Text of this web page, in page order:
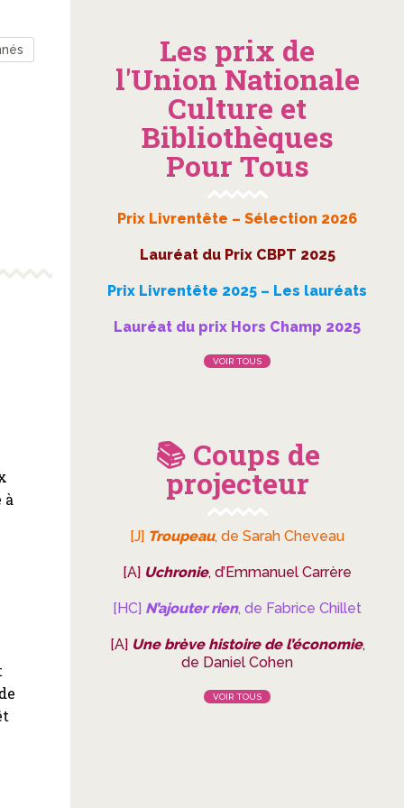
à
Les prix de
l'Union Nationale
Culture et
Bibliothèques
Pour Tous
Prix Livrentête – Sélection 2026
Lauréat du Prix CBPT 2025
Prix Livrentête 2025 – Les lauréats
Lauréat du prix Hors Champ 2025
VOIR TOUS
📚 Coups de
projecteur
[J] Troupeau, de Sarah Cheveau
[A] Uchronie, d’Emmanuel Carrère
[HC] N’ajouter rien, de Fabrice Chillet
[A] Une brève histoire de l’économie,
de Daniel Cohen
VOIR TOUS